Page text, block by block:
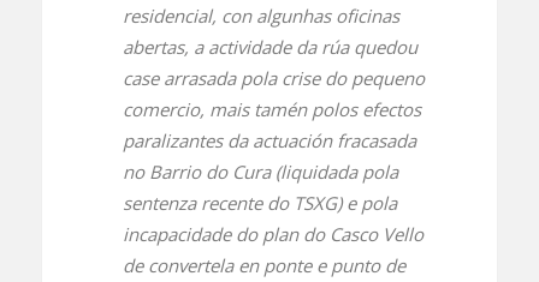
residencial, con algunhas oficinas
abertas, a actividade da rúa quedou
case arrasada pola crise do pequeno
comercio, mais tamén polos efectos
paralizantes da actuación fracasada
no Barrio do Cura (liquidada pola
sentenza recente do TSXG) e pola
incapacidade do plan do Casco Vello
de convertela en ponte e punto de